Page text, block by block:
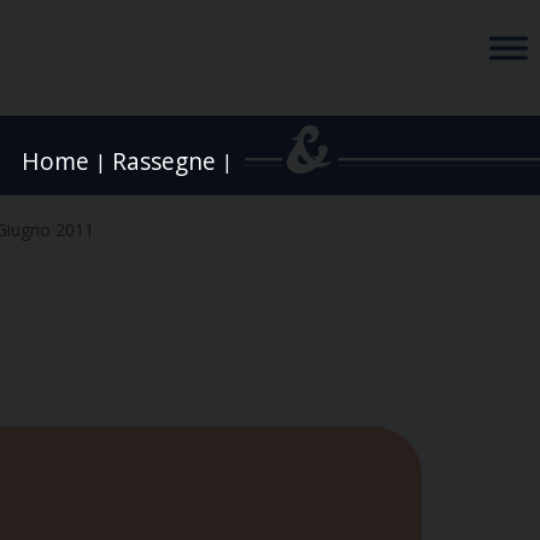
Home | Rassegne |
2011